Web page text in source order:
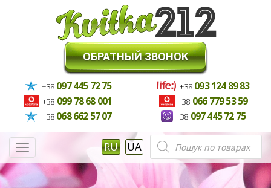
ОБРАТНЫЙ ЗВОНОК
+38 097 445 72 75 +38 093 124 89 83
+38 099 78 68 001 +38 066 779 53 59
+38 068 662 57 07 +38 097 445 72 75
Меню RU UA Поиск
товаров